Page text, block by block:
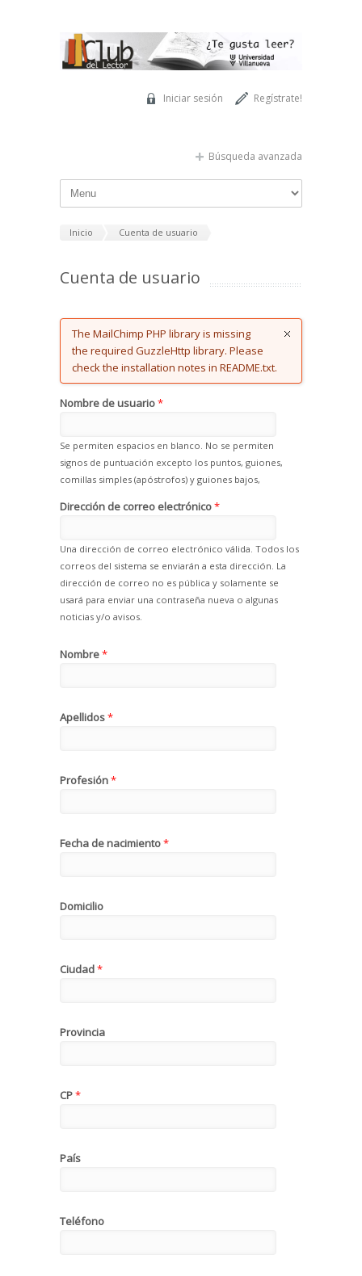
Regístrate!
Iniciar sesión
Búsqueda avanzada
Inicio Cuenta de usuario
Cuenta de usuario
Error message
The MailChimp PHP library is missing
the required GuzzleHttp library. Please
check the installation notes in README.txt.
Nombre de usuario*
Se permiten espacios en blanco. No se permiten
signos de puntuación excepto los puntos, guiones,
comillas simples (apóstrofos) y guiones bajos,
Dirección de correo electrónico*
Una dirección de correo electrónico válida. Todos los
correos del sistema se enviarán a esta dirección. La
dirección de correo no es pública y solamente se
usará para enviar una contraseña nueva o algunas
noticias y/o avisos.
Nombre*
Apellidos*
Profesión*
Fecha de nacimiento*
Domicilio
Ciudad*
Provincia
CP*
País
Teléfono